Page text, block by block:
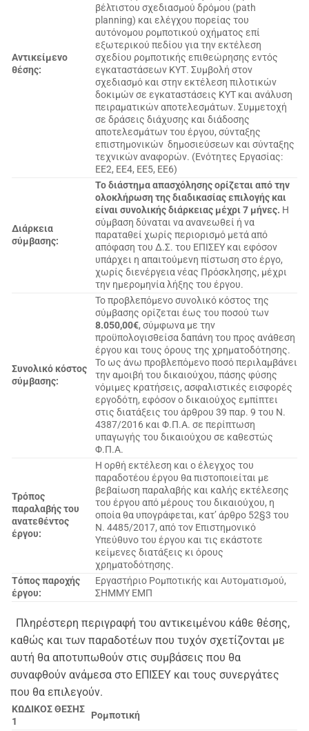
Αντικείμενο
θέσης:
βέλτιστου σχεδιασμού δρόμου (path
planning) και ελέγχου πορείας του
αυτόνομου ρομποτικού οχήματος επί
εξωτερικού πεδίου για την εκτέλεση
σχεδίου ρομποτικής επιθεώρησης εντός
εγκαταστάσεων ΚΥΤ. Συμβολή στον
σχεδιασμό και στην εκτέλεση πιλοτικών
δοκιμών σε εγκαταστά­σεις ΚΥΤ και ανάλυση
πειραματικών αποτελεσμάτων. Συμμετοχή
σε δράσεις διάχυσης και διάδοσης
αποτελεσμάτων του έργου, σύνταξης
επιστημονικών δημοσιεύσεων και σύνταξης
τεχνικών αναφορών. (Ενότητες Εργασίας:
ΕΕ2, ΕΕ4, ΕΕ5, ΕΕ6)
Διάρκεια
σύμβασης:
Το διάστημα απασχόλησης ορίζεται από την
ολοκλήρωση της διαδικασίας επιλογής και
είναι συνολικής διάρκειας μέχρι 7 μήνες. Η
σύμβαση δύναται να ανανεωθεί ή να
παραταθεί χωρίς περιορισμό μετά από
απόφαση του Δ.Σ. του ΕΠΙΣΕΥ και εφόσον
υπάρχει η απαιτούμενη πίστωση στο έργο,
χωρίς διενέργεια νέας Πρόσκλησης, μέχρι
την ημερομηνία λήξης του έργου.
Συνολικό κόστος
σύμβασης:
Το προβλεπόμενο συνολικό κόστος της
σύμβασης ορίζεται έως του ποσού των
8.050,00€, σύμφωνα με την
προϋπολογισθείσα δαπάνη του προς ανάθεση
έργου και τους όρους της χρηματοδότησης.
Το ως άνω προβλεπόμενο ποσό περιλαμβάνει
την αμοιβή του δικαιούχου, πάσης φύσης
νόμιμες κρατήσεις, ασφαλιστικές εισφορές
εργοδότη, εφόσον ο δικαιούχος εμπίπτει
στις διατάξεις του άρθρου 39 παρ. 9 του Ν.
4387/2016 και Φ.Π.Α. σε περίπτωση
υπαγωγής του δικαιούχου σε καθεστώς
Φ.Π.Α.
Τρόπος
παραλαβής του
ανατεθέντος
έργου:
Η ορθή εκτέλεση και ο έλεγχος του
παραδοτέου έργου θα πιστοποιείται με
βεβαίωση παραλαβής και καλής εκτέλεσης
του έργου από μέρους του δικαιούχου, η
οποία θα υπογράφεται, κατ’ άρθρο 52§3 του
Ν. 4485/2017, από τον Επιστημονικό
Υπεύθυνο του έργου και τις εκάστοτε
κείμενες διατάξεις κι όρους
χρηματοδότησης.
Τόπος παροχής
έργου:
Εργαστήριο Ρομποτικής και Αυτοματισμού,
ΣΗΜΜΥ ΕΜΠ
Πληρέστερη περιγραφή του αντικειμένου κάθε θέσης,
καθώς και των παραδοτέων που τυχόν σχετίζονται με
αυτή θα αποτυπωθούν στις συμβάσεις που θα
συναφθούν ανάμεσα στο ΕΠΙΣΕΥ και τους συνεργάτες
που θα επιλεγούν.
ΚΩΔΙΚΟΣ ΘΕΣΗΣ
1
Ρομποτική